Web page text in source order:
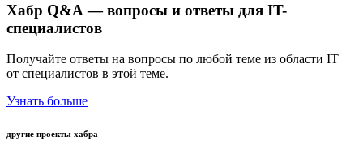
Хабр Q&A — вопросы и ответы для IT-
специалистов
Получайте ответы на вопросы по любой теме из области IT
от специалистов в этой теме.
Узнать больше
другие проекты хабра